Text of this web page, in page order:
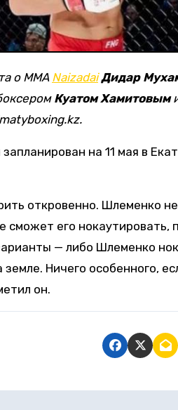
о ММА Naizadai Дидар
Куатом Хамитовым
на 11 мая в
откровенно. Шлеменко
сможет его нокаутировать,
— либо Шлеменко
земле. Ничего особенного,
он.